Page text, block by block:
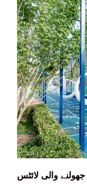
والی لائٹس